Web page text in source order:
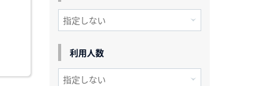
利用人数